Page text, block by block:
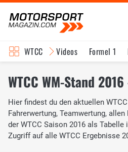
WTCC Videos Formel 1
WTCC WM-Stand
Hier findest du den aktuellen
Fahrerwertung, Teamwertung,
der WTCC Saison 2016 als
Zugriff auf alle WTCC Ergebnisse